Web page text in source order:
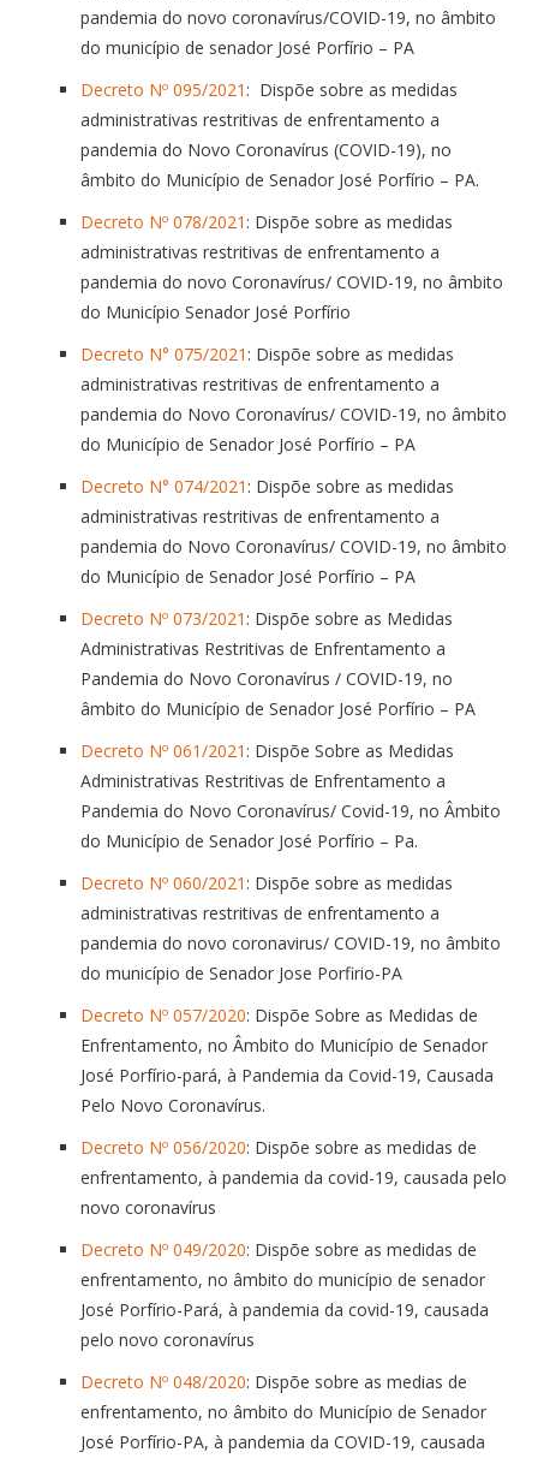
pandemia do novo coronavírus/COVID-19, no âmbito
do município de senador José Porfírio – PA
Decreto Nº 095/2021 : Dispõe sobre as medidas
administrativas restritivas de enfrentamento a
pandemia do Novo Coronavírus (COVID-19), no
âmbito do Município de Senador José Porfírio – PA.
Decreto Nº 078/2021 : Dispõe sobre as medidas
administrativas restritivas de enfrentamento a
pandemia do novo Coronavírus/ COVID-19, no âmbito
do Município Senador José Porfírio
Decreto N° 075/2021 : Dispõe sobre as medidas
administrativas restritivas de enfrentamento a
pandemia do Novo Coronavírus/ COVID-19, no âmbito
do Município de Senador José Porfírio – PA
Decreto N° 074/2021 : Dispõe sobre as medidas
administrativas restritivas de enfrentamento a
pandemia do Novo Coronavírus/ COVID-19, no âmbito
do Município de Senador José Porfírio – PA
Decreto Nº 073/2021 : Dispõe sobre as Medidas
Administrativas Restritivas de Enfrentamento a
Pandemia do Novo Coronavírus / COVID-19, no
âmbito do Município de Senador José Porfírio – PA
Decreto Nº 061/2021 : Dispõe Sobre as Medidas
Administrativas Restritivas de Enfrentamento a
Pandemia do Novo Coronavírus/ Covid-19, no Âmbito
do Município de Senador José Porfírio – Pa.
Decreto Nº 060/2021 : Dispõe sobre as medidas
administrativas restritivas de enfrentamento a
pandemia do novo coronavirus/ COVID-19, no âmbito
do município de Senador Jose Porfirio-PA
Decreto Nº 057/2020: Dispõe Sobre as Medidas de
Enfrentamento, no Âmbito do Município de Senador
José Porfírio-pará, à Pandemia da Covid-19, Causada
Pelo Novo Coronavírus.
Decreto Nº 056/2020: Dispõe sobre as medidas de
enfrentamento, à pandemia da covid-19, causada pelo
novo coronavírus
Decreto Nº 049/2020: Dispõe sobre as medidas de
enfrentamento, no âmbito do município de senador
José Porfírio-Pará, à pandemia da covid-19, causada
pelo novo coronavírus
Decreto Nº 048/2020: Dispõe sobre as medias de
enfrentamento, no âmbito do Município de Senador
José Porfírio-PA, à pandemia da COVID-19, causada